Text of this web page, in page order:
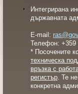
Интегрирана
държавната
E-mail:
Телефон: +359
* Посочените
техническа
връзка с
регистър. Те
конкретна